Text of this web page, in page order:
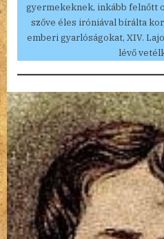
gyermekeknek, inkább felnőtt
szőve éles iróniával bírálta
emberi gyarlóságokat, XIV.
lévő